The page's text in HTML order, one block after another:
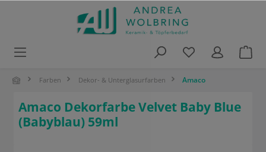
Farben Dekor- & Unterglasurfarben Amaco
Amaco Dekorfarbe Velvet Baby Blue
(Babyblau) 59ml